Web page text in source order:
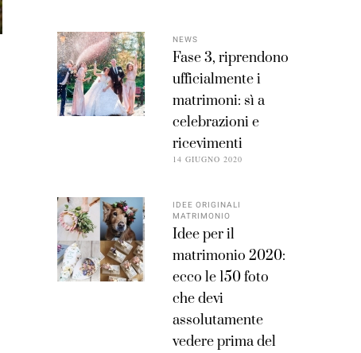
NEWS
Fase 3, riprendono
ufficialmente i
matrimoni: sì a
celebrazioni e
ricevimenti
14 GIUGNO 2020
IDEE ORIGINALI
MATRIMONIO
Idee per il
matrimonio 2020:
ecco le 150 foto
che devi
assolutamente
vedere prima del